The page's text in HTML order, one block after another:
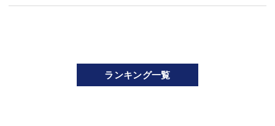
ランキング一覧